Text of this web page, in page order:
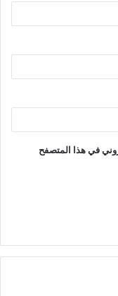
في هذا المتصفح